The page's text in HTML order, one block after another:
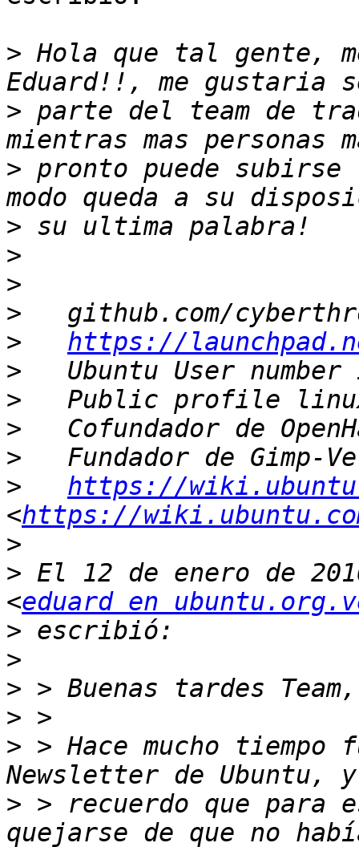
> Hola que tal gente,
> parte del team de
> pronto puede
>
>
>
>
>
https://
>
>
>
>
>
https://
<https://
>
> El 12 de enero de
<eduard en
>
>
>
>
> > Hace mucho
> > recuerdo que para